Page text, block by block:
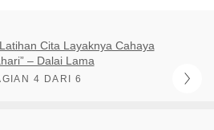
Cita Layaknya Cahaya
– Dalai Lama
4 DARI 6